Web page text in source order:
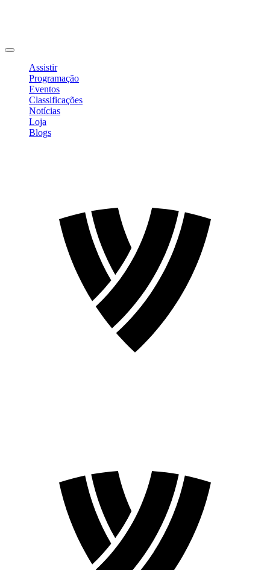
Assistir
Programação
Eventos
Classificações
Notícias
Loja
Blogs